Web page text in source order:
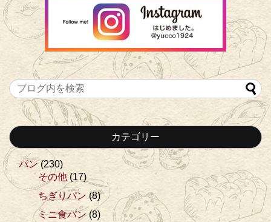
カテゴリー
パン (230)
その他 (17)
ちぎりパン(8)
ミニ食パン(8)